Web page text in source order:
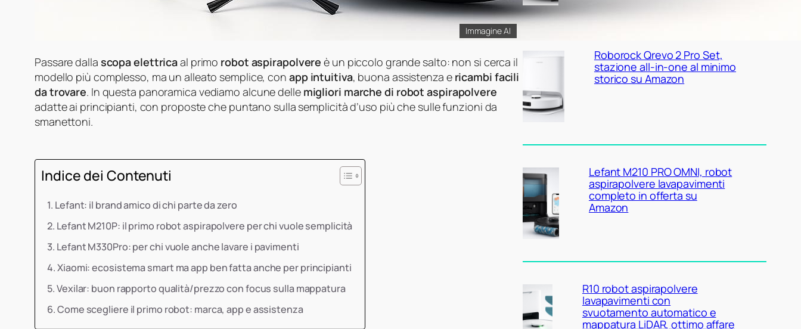
Immagine AI
Passare dalla scopa elettricaal primo robot aspirapolvere è un piccolo grande salto: non si cerca il
modello più complesso, ma un alleato semplice, con app intuitiva, buona assistenza e ricambi facili
da trovare. In questa panoramica vediamo alcune delle migliori marche di robot aspirapolvere
adatte ai principianti, con proposte che puntano sulla semplicità d’uso più che sulle funzioni da
smanettoni.
Indice dei Contenuti
Lefant: il brand amico di chi parte da zero
Lefant M210P: il primo robot aspirapolvere per chi vuole semplicità
Lefant M330Pro: per chi vuole anche lavare i pavimenti
Xiaomi: ecosistema smart ma app ben fatta anche per principianti
Vexilar: buon rapporto qualità/prezzo con focus sulla mappatura
Come scegliere il primo robot: marca, app e assistenza
Roborock Qrevo 2 Pro Set,
stazione all-in-one al minimo
storico su Amazon
Lefant M210 PRO OMNI, robot
aspirapolvere lavapavimenti
completo in offerta su
Amazon
R10 robot aspirapolvere
lavapavimenti con
svuotamento automatico e
mappatura LiDAR, ottimo affare